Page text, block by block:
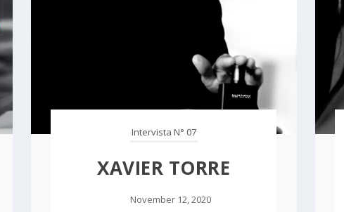
Intervista N° 07
XAVIER TORRE
November 12, 2020